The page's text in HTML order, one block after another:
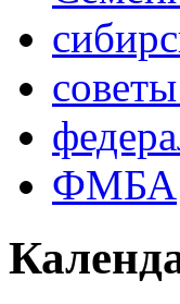
ФМБА